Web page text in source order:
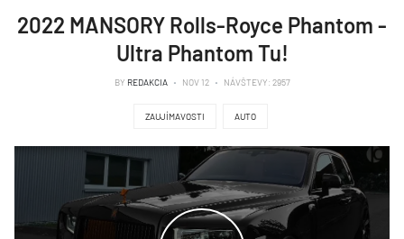
2022 MANSORY Rolls-Royce Phantom -
Ultra Phantom Tu!
BY REDAKCIA NOV 12 NÁVŠTEVY: 2957
ZAUJÍMAVOSTI AUTO